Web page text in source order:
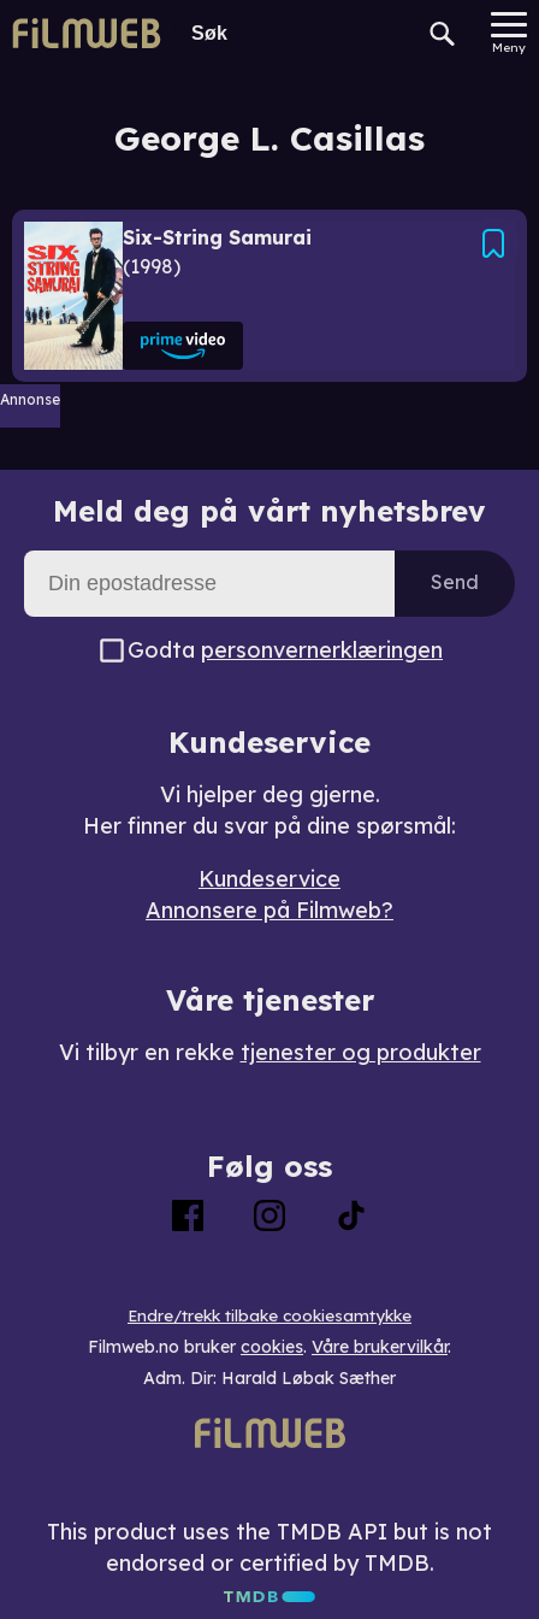
Meny
George L. Casillas
Six-String Samurai
1998
Annonse
Meld deg på vårt nyhetsbrev
Send
Godta personvernerklæringen
Kundeservice
Vi hjelper deg gjerne.
Her finner du svar på dine spørsmål:
Kundeservice
Annonsere på Filmweb?
Våre tjenester
Vi tilbyr en rekke tjenester og produkter
Følg oss
Endre/trekk tilbake cookiesamtykke
Filmweb.no bruker cookies. Våre brukervilkår.
Adm. Dir: Harald Løbak Sæther
This product uses the TMDB API but is not
endorsed or certified by TMDB.